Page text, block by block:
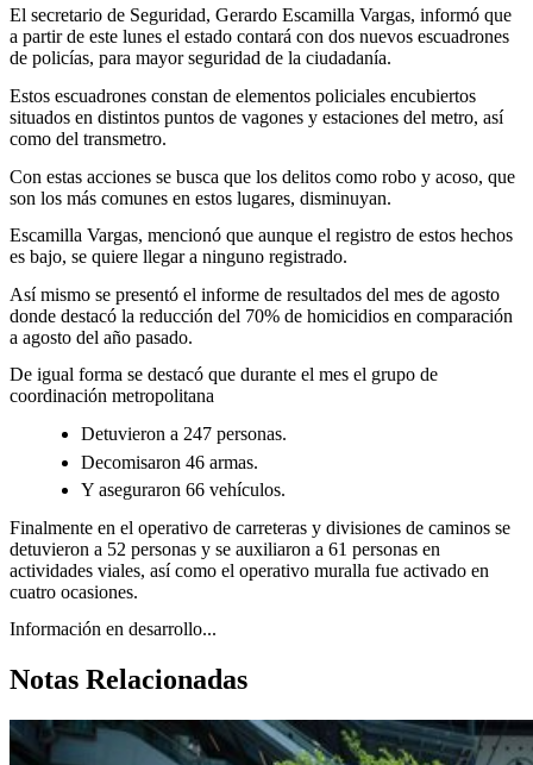
El secretario de Seguridad, Gerardo Escamilla Vargas, informó que
a partir de este lunes el estado contará con dos nuevos escuadrones
de policías, para mayor seguridad de la ciudadanía.
Estos escuadrones constan de elementos policiales encubiertos
situados en distintos puntos de vagones y estaciones del metro, así
como del transmetro.
Con estas acciones se busca que los delitos como robo y acoso, que
son los más comunes en estos lugares, disminuyan.
Escamilla Vargas, mencionó que aunque el registro de estos hechos
es bajo, se quiere llegar a ninguno registrado.
Así mismo se presentó el informe de resultados del mes de agosto
donde destacó la reducción del 70% de homicidios en comparación
a agosto del año pasado.
De igual forma se destacó que durante el mes el grupo de
coordinación metropolitana
Detuvieron a 247 personas.
Decomisaron 46 armas.
Y aseguraron 66 vehículos.
Finalmente en el operativo de carreteras y divisiones de caminos se
detuvieron a 52 personas y se auxiliaron a 61 personas en
actividades viales, así como el operativo muralla fue activado en
cuatro ocasiones.
Información en desarrollo...
Notas Relacionadas